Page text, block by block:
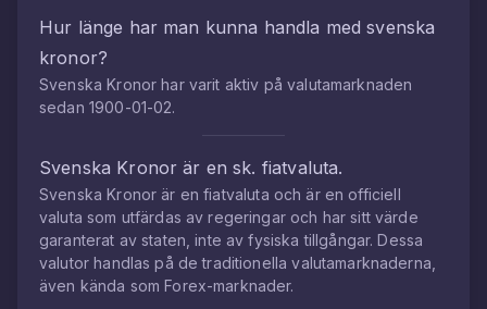
Hur länge har man kunna handla medsvenska
kronor?
Svenska Kronor har varit aktiv på valutamarknaden
sedan 1900-01-02.
Svenska Kronor är en sk. fiatvaluta.
Svenska Kronor är en fiatvaluta och är en officiell
valuta som utfärdas av regeringar och har sitt värde
garanterat av staten, inte av fysiska tillgångar. Dessa
valutor handlas på de traditionella valutamarknaderna,
även kända som Forex-marknader.